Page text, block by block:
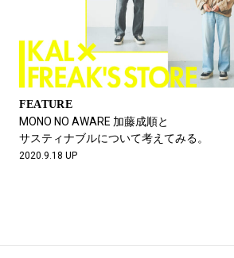
FEATURE
MONO NO AWARE 加藤成順と
サスティナブルについて考えてみる。
2020.9.18 UP